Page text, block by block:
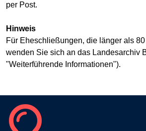
per Post.
Hinweis
Für Eheschließungen, die länger als
wenden Sie sich an das Landesarchiv
"Weiterführende Informationen").